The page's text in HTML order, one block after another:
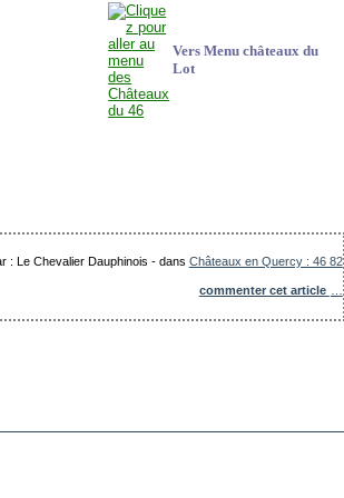
Vers Menu châteaux du
Lot
: Le Chevalier Dauphinois -dans Châteaux en Quercy : 46 82
commenter cet article